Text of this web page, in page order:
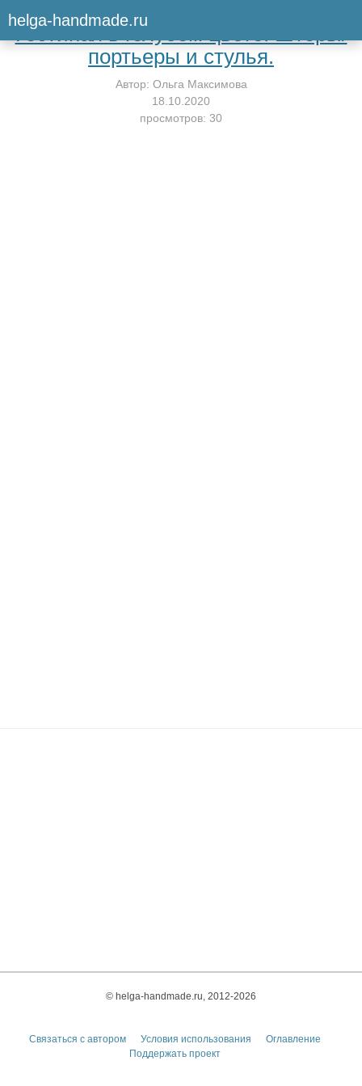
helga-handmade.ruВернуться к мастер-классу
Гостиная в голубом цвете. Шторы/
портьеры и стулья.
Автор: Ольга Максимова
18.10.2020
просмотров: 30
© helga-handmade.ru, 2012-2026
Связаться с автором Условия использования
Оглавление
Поддержать проект